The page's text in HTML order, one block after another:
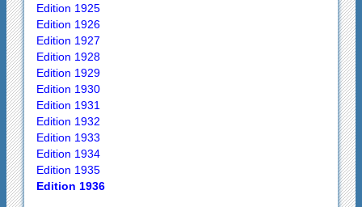
Edition 1925
Edition 1926
Edition 1927
Edition 1928
Edition 1929
Edition 1930
Edition 1931
Edition 1932
Edition 1933
Edition 1934
Edition 1935
Edition 1936